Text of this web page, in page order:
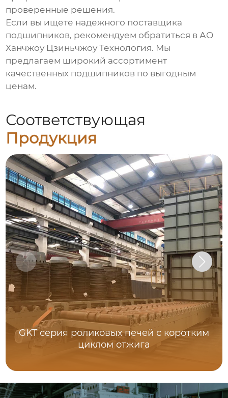
проверенные решения.
Если вы ищете надежного поставщика
подшипников, рекомендуем обратиться вАО
Ханчжоу Цзиньчжоу Технология. Мы
предлагаем широкий ассортимент
качественных подшипников по выгодным
ценам.
Соответствующая
Продукция
GKT серия роликовых печей с коротким
циклом отжига